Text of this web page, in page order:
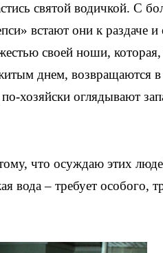
святой водичкой. С
встают они к раздаче
своей ноши, которая,
днем, возвращаются
хозяйски оглядывают
что осуждаю этих
вода – требует особого,